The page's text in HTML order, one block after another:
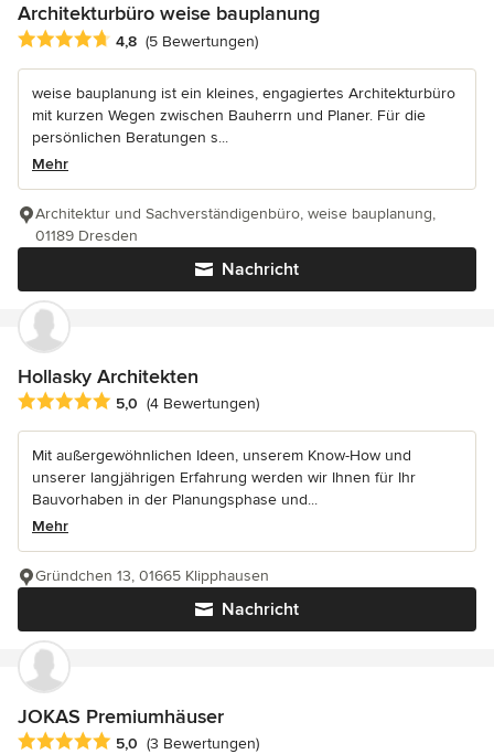
Architekturbüro weise bauplanung
Durchschnittliche Bewertung: 4.8 von 5 Sternen
4,8 (5 Bewertungen)
weise bauplanung ist ein kleines, engagiertes Architekturbüro
mit kurzen Wegen zwischen Bauherrn und Planer. Für die
persönlichen Beratungen s...
Mehr
Nachricht
Architektur und Sachverständigenbüro, weise bauplanung,
01189 Dresden
Hollasky Architekten
Durchschnittliche Bewertung: 5 von 5 Sternen
5,0 (4 Bewertungen)
Mit außergewöhnlichen Ideen, unserem Know-How und
unserer langjährigen Erfahrung werden wir Ihnen für Ihr
Bauvorhaben in der Planungsphase und...
Mehr
Nachricht
Gründchen 13, 01665 Klipphausen
JOKAS Premiumhäuser
Durchschnittliche Bewertung: 5 von 5 Sternen
5,0 (3 Bewertungen)